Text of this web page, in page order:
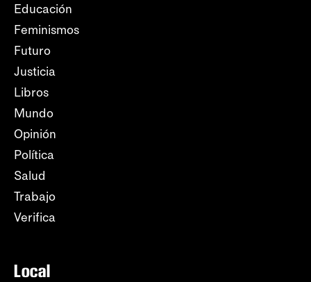
Educación
Feminismos
Futuro
Justicia
Libros
Mundo
Opinión
Política
Salud
Trabajo
Verifica
Local